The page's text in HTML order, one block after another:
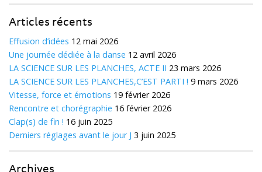
Articles récents
Effusion d’idées 12 mai 2026
Une journée dédiée à la danse 12 avril 2026
LA SCIENCE SUR LES PLANCHES, ACTE II 23 mars 2026
LA SCIENCE SUR LES PLANCHES,C’EST PARTI ! 9 mars 2026
Vitesse, force et émotions 19 février 2026
Rencontre et chorégraphie 16 février 2026
Clap(s) de fin ! 16 juin 2025
Derniers réglages avant le jour J 3 juin 2025
Archives